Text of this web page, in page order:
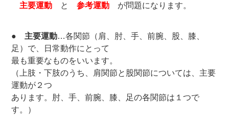
主要運動と 参考運動が問題になります。
● 主要運動…各関節（肩、肘、手、前腕、股、膝、
足）で、日常動作にとって
最も重要なものをいいます。
（上肢・下肢のうち、肩関節と股関節については、主要
運動が２つ
あります。肘、手、前腕、膝、足の各関節は１つで
す。）